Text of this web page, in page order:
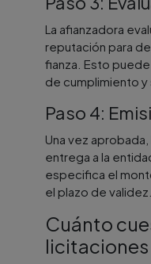
La afianzadora
reputación para
fianza. Esto puede
de cumplimiento y
Paso 4:
Una vez
entrega a la
especifica el
el plazo de validez.
Cuánto
licitaciones